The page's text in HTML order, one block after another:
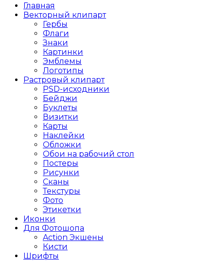
Главная
Векторный клипарт
Гербы
Флаги
Знаки
Картинки
Эмблемы
Логотипы
Растровый клипарт
PSD-исходники
Бейджи
Буклеты
Визитки
Карты
Наклейки
Обложки
Обои на рабочий стол
Постеры
Рисунки
Сканы
Текстуры
Фото
Этикетки
Иконки
Для Фотошопа
Action Экшены
Кисти
Шрифты